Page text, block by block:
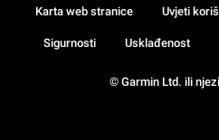
© Garmin Ltd. ili
Karta web stranice Uvjeti
Sigurnosti Usklađenost